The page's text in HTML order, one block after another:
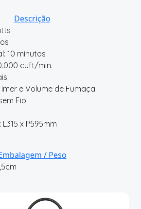
Descrição
10 minutos
cuft/min.
e Volume de Fumaça
Fio
x P595mm
/ Peso